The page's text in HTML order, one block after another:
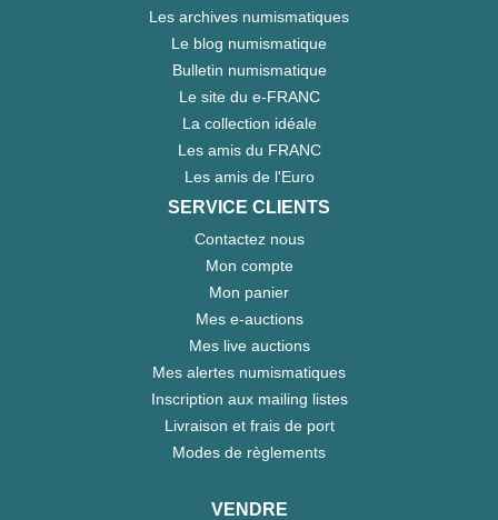
Les archives numismatiques
Le blog numismatique
Bulletin numismatique
Le site du e-FRANC
La collection idéale
Les amis du FRANC
Les amis de l'Euro
SERVICE CLIENTS
Contactez nous
Mon compte
Mon panier
Mes e-auctions
Mes live auctions
Mes alertes numismatiques
Inscription aux mailing listes
Livraison et frais de port
Modes de règlements
VENDRE